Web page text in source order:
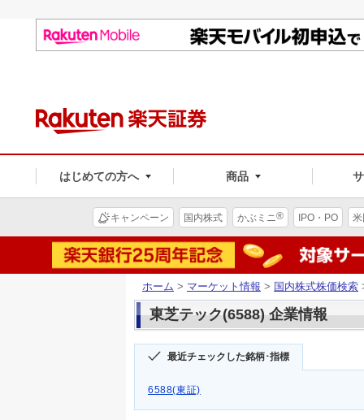
はじめての方へ 商品
キャンペーン 国内株式 かぶミニ® IPO・PO
ホーム > マーケット情報 > 国内株式株価検索
東芝テック(6588) 企業情報
最近チェックした銘柄･指標
6588(東証)